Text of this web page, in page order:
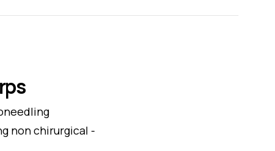
non chirurgical -